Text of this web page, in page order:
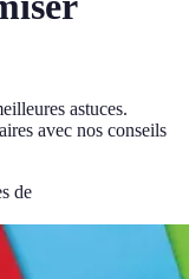
astuces.
avec nos conseils
de